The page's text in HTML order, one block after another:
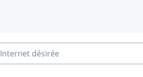
Internet désirée